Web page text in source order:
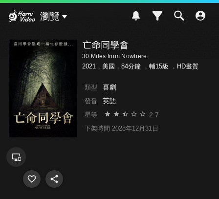
瀏覽
亡命同學會
30 Miles from Nowhere
2021．美國．84分鐘 ． 輔15級 ．HD畫質
類型 喜劇
發音 英語
星等 2.7
下架時間 2028年12月31日